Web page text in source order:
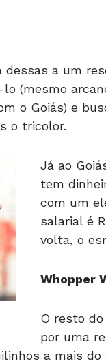
dessas a um
(mesmo
o Goiás) e
o tricolor.
Já ao
tem
com um
salarial é
volta, o
Whopper
O resto
por uma
a mais